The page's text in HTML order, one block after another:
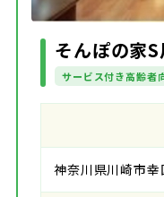
そんぽの家
サービス付き高齢者
神奈川県川崎市